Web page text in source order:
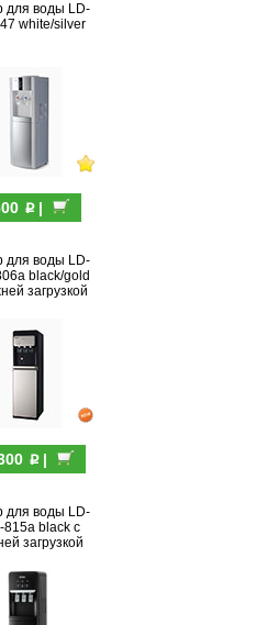
для воды LD-
white/silver
p|
для воды LD-
black/gold
загрузкой
p|
для воды LD-
815a black с
загрузкой